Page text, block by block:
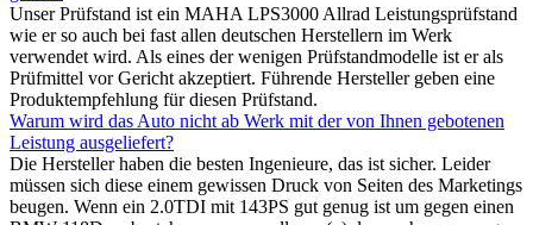
Unser Prüfstand ist ein MAHA LPS3000 Allrad Leistungsprüfstand
wie er so auch bei fast allen deutschen Herstellern im Werk
verwendet wird. Als eines der wenigen Prüfstandmodelle ist er als
Prüfmittel vor Gericht akzeptiert. Führende Hersteller geben eine
Produktempfehlung für diesen Prüfstand.
Warum wird das Auto nicht ab Werk mit der von Ihnen gebotenen
Leistung ausgeliefert?
Die Hersteller haben die besten Ingenieure, das ist sicher. Leider
müssen sich diese einem gewissen Druck von Seiten des Marketings
beugen. Wenn ein 2.0TDI mit 143PS gut genug ist um gegen einen